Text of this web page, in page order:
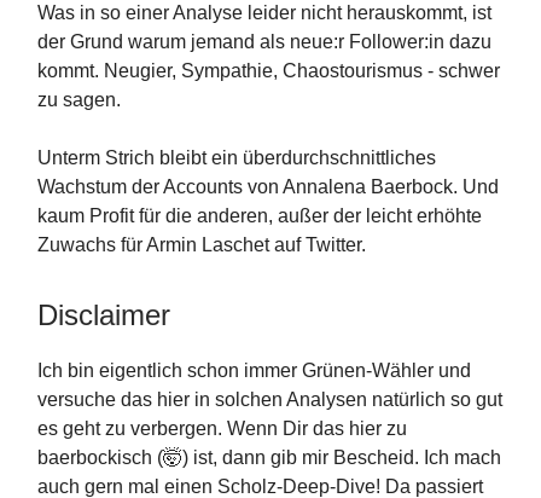
Was in so einer Analyse leider nicht herauskommt, ist
der Grund warum jemand als neue:r Follower:in dazu
kommt. Neugier, Sympathie, Chaostourismus - schwer
zu sagen.
Unterm Strich bleibt ein überdurchschnittliches
Wachstum der Accounts von Annalena Baerbock. Und
kaum Profit für die anderen, außer der leicht erhöhte
Zuwachs für Armin Laschet auf Twitter.
Disclaimer
Ich bin eigentlich schon immer Grünen-Wähler und
versuche das hier in solchen Analysen natürlich so gut
es geht zu verbergen. Wenn Dir das hier zu
baerbockisch (🤯) ist, dann gib mir Bescheid. Ich mach
auch gern mal einen Scholz-Deep-Dive! Da passiert